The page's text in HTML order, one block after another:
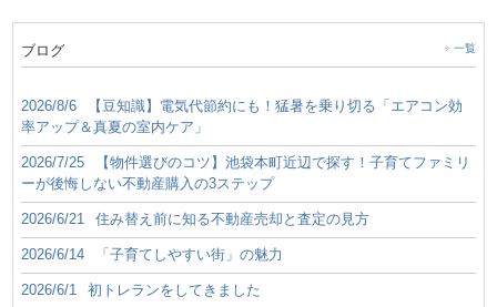
ブログ 一覧
2026/8/6
【豆知識】電気代節約にも！猛暑を乗り切る「エアコン効
率アップ＆真夏の室内ケア」
2026/7/25
【物件選びのコツ】池袋本町近辺で探す！子育てファミリ
ーが後悔しない不動産購入の3ステップ
2026/6/21 住み替え前に知る不動産売却と査定の見方
2026/6/14 「子育てしやすい街」の魅力
2026/6/1 初トレランをしてきました